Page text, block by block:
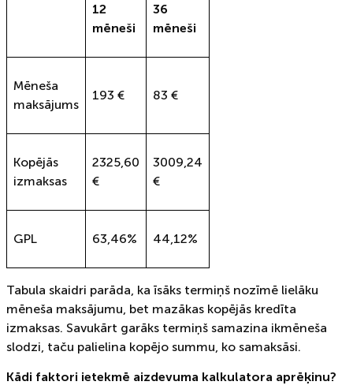
12
mēneši
36
mēneši
Mēneša
maksājums
193 € 83 €
Kopējās
izmaksas
2325,60
€
3009,24
€
GPL 63,46% 44,12%
Tabula skaidri parāda, ka īsāks termiņš nozīmē lielāku
mēneša maksājumu, bet mazākas kopējās kredīta
izmaksas. Savukārt garāks termiņš samazina ikmēneša
slodzi, taču palielina kopējo summu, ko samaksāsi.
Kādi faktori ietekmē aizdevuma kalkulatora aprēķinu?